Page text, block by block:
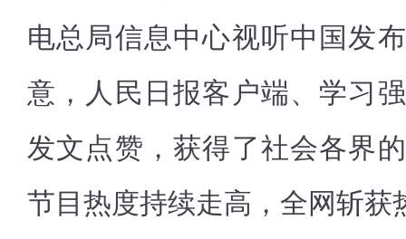
电总局信息中心视听中国发
意，人民日报客户端、学习
发文点赞，获得了社会各界
节目热度持续走高，全网斩